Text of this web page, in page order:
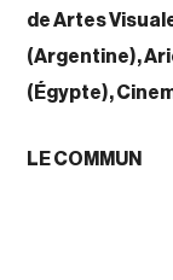
de Artes
(Argentine),
(Égypte),
LE COMMUN